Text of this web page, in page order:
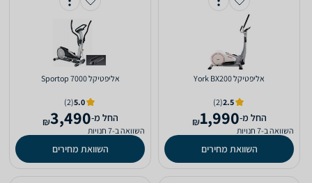
אליפטיקל York BX200
2.5
(2)
‫החל מ-1,990
₪
השוואה ב-7 חנויות
השוואת מחירים
אליפטיקל Sportop 7000
5.0
(2)
‫החל מ-3,490
₪
השוואה ב-7 חנויות
השוואת מחירים